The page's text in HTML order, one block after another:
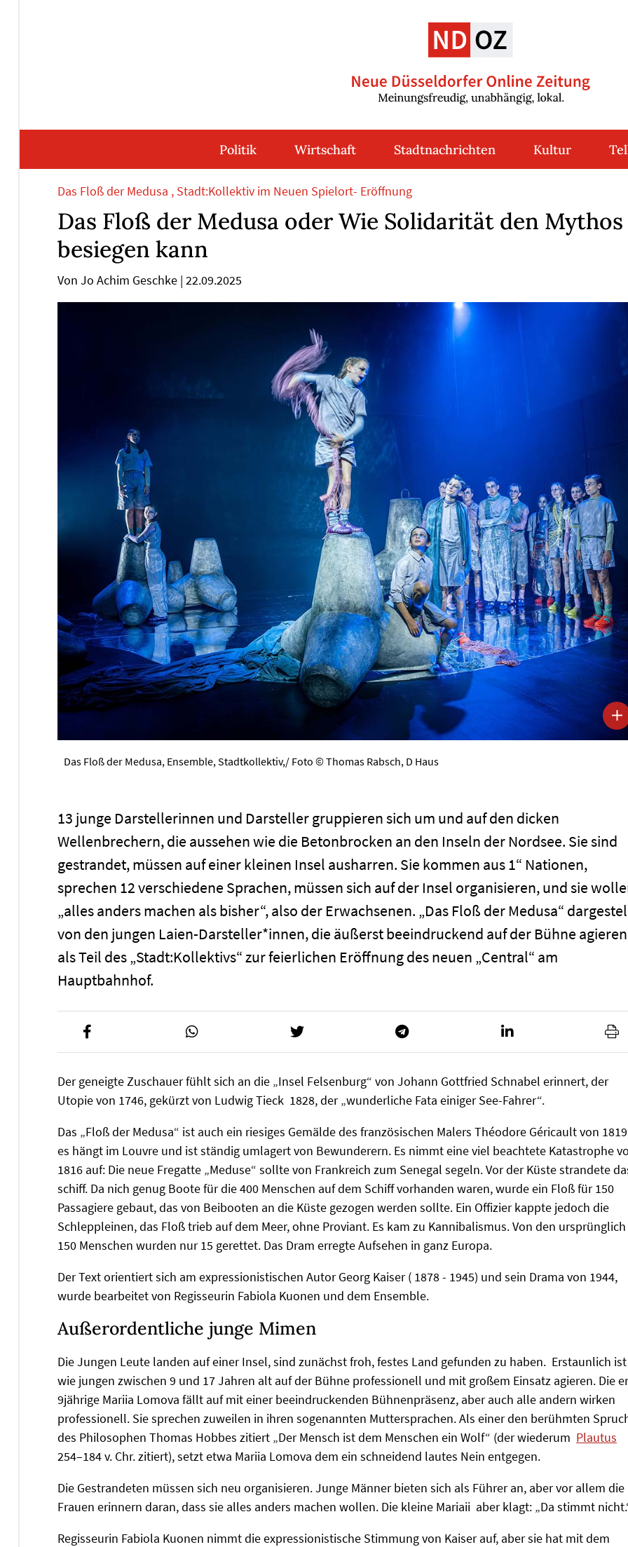
Politik Wirtschaft Stadtnachrichten Kultur
Das Floß der Medusa , Stadt:Kollektiv im Neuen Spielort- Eröffnung
Das Floß der Medusa oder Wie Solidarität den Mythos
besiegen kann
Von Jo Achim Geschke | 22.09.2025
Das Floß der Medusa, Ensemble, Stadtkollektiv,/ Foto © Thomas Rabsch, D Haus
13 junge Darstellerinnen und Darsteller gruppieren sich um und auf den dicken
Wellenbrechern, die aussehen wie die Betonbrocken an den Inseln der Nordsee. Sie sind
gestrandet, müssen auf einer kleinen Insel ausharren. Sie kommen aus 1“ Nationen,
sprechen 12 verschiedene Sprachen, müssen sich auf der Insel organisieren, und sie
„alles anders machen als bisher“, also der Erwachsenen. „Das Floß der Medusa“
von den jungen Laien-Darsteller*innen, die äußerst beeindruckend auf der Bühne agieren
als Teil des „Stadt:Kollektivs“ zur feierlichen Eröffnung des neuen „Central“ am
Hauptbahnhof.
Der geneigte Zuschauer fühlt sich an die „Insel Felsenburg“ von Johann Gottfried Schnabel erinnert, der
Utopie von 1746, gekürzt von Ludwig Tieck 1828, der „wunderliche Fata einiger See-Fahrer“.
Das „Floß der Medusa“ ist auch ein riesiges Gemälde des französischen Malers Théodore Géricault von
es hängt im Louvre und ist ständig umlagert von Bewunderern. Es nimmt eine viel beachtete Katastrophe
1816 auf: Die neue Fregatte „Meduse“ sollte von Frankreich zum Senegal segeln. Vor der Küste strandete
schiff. Da nich genug Boote für die 400 Menschen auf dem Schiff vorhanden waren, wurde ein Floß für 150
Passagiere gebaut, das von Beibooten an die Küste gezogen werden sollte. Ein Offizier kappte jedoch die
Schleppleinen, das Floß trieb auf dem Meer, ohne Proviant. Es kam zu Kannibalismus. Von den ursprünglich
150 Menschen wurden nur 15 gerettet. Das Dram erregte Aufsehen in ganz Europa.
Der Text orientiert sich am expressionistischen Autor Georg Kaiser ( 1878 - 1945) und sein Drama von 1944,
wurde bearbeitet von Regisseurin Fabiola Kuonen und dem Ensemble.
Außerordentliche junge Mimen
Die Jungen Leute landen auf einer Insel, sind zunächst froh, festes Land gefunden zu haben. Erstaunlich ist
wie jungen zwischen 9 und 17 Jahren alt auf der Bühne professionell und mit großem Einsatz agieren. Die
9jährige Mariia Lomova fällt auf mit einer beeindruckenden Bühnenpräsenz, aber auch alle andern wirken
professionell. Sie sprechen zuweilen in ihren sogenannten Muttersprachen. Als einer den berühmten
des Philosophen Thomas Hobbes zitiert „Der Mensch ist dem Menschen ein Wolf“ (der wiederum Plautus
254–184 v. Chr. zitiert), setzt etwa Mariia Lomova dem ein schneidend lautes Nein entgegen.
Die Gestrandeten müssen sich neu organisieren. Junge Männer bieten sich als Führer an, aber vor allem die
Frauen erinnern daran, dass sie alles anders machen wollen. Die kleine Mariaii aber klagt: „Da stimmt
Regisseurin Fabiola Kuonen nimmt die expressionistische Stimmung von Kaiser auf, aber sie hat mit dem